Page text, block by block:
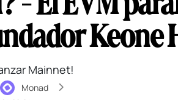
Keone
Mainnet!
Monad